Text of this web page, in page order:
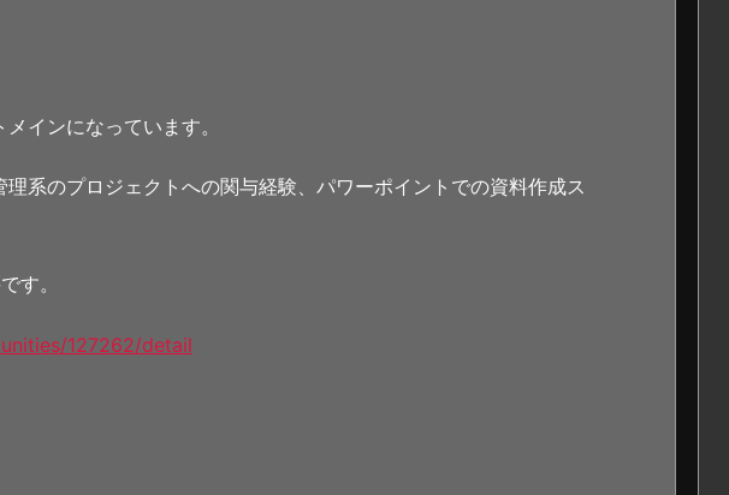
インになっています。
系のプロジェクトへの関与経験、パワーポイントでの資料作成ス
す。
127262/detail